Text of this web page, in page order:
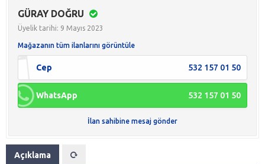
GÜRAY DOĞRU
Üyelik tarihi: 9 Mayıs 2023
Mağazanın tüm ilanlarını görüntüle
Cep 532 157 01 50
WhatsApp 532 157 01 50
İlan sahibine mesaj gönder
Açıklama